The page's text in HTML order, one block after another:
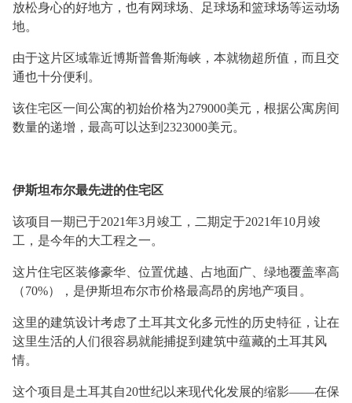
放松身心的好地方，也有网球场、足球场和篮球场等运动场
地。
由于这片区域靠近博斯普鲁斯海峡，本就物超所值，而且交
通也十分便利。
该住宅区一间公寓的初始价格为279000美元，根据公寓房间
数量的递增，最高可以达到2323000美元。
伊斯坦布尔最先进的住宅区
该项目一期已于2021年3月竣工，二期定于2021年10月竣
工，是今年的大工程之一。
这片住宅区装修豪华、位置优越、占地面广、绿地覆盖率高
（70%），是伊斯坦布尔市价格最高昂的房地产项目。
这里的建筑设计考虑了土耳其文化多元性的历史特征，让在
这里生活的人们很容易就能捕捉到建筑中蕴藏的土耳其风
情。
这个项目是土耳其自20世纪以来现代化发展的缩影——在保